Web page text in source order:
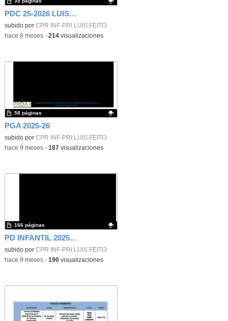
PDC 25-2026 LUIS FEITO
Contenido educativo.
subido por CPR INF-PRI LUIS FEITO
-hace 8 meses- 214visualizaciones
PGA 2025-26
Contenido educativo.
subido por CPR INF-PRI LUIS FEITO
58 páginas
-hace 9 meses- 187visualizaciones
PD INFANTIL 2025-26
Contenido educativo.
subido por CPR INF-PRI LUIS FEITO
166 páginas
-hace 9 meses- 190visualizaciones